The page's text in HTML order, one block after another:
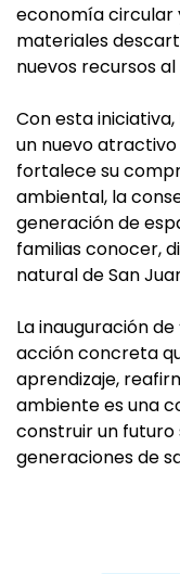
economía circular
materiales
nuevos recursos
Con esta
un nuevo atractivo
fortalece su
ambiental, la
generación de
familias conocer,
natural de San
La inauguración
acción concreta
aprendizaje,
ambiente es una
construir un
generaciones de